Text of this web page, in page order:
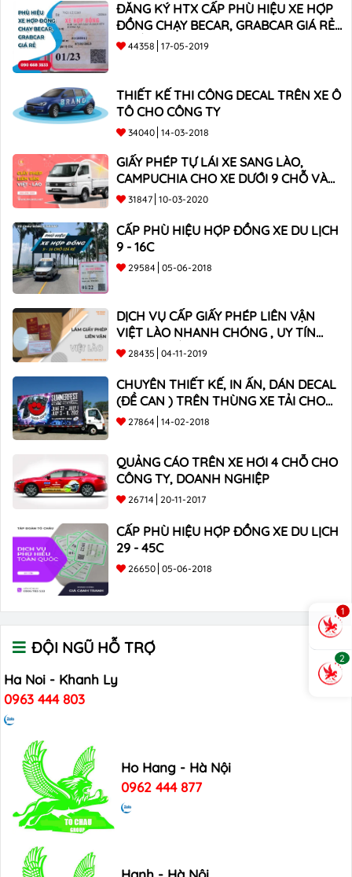
ĐĂNG KÝ HTX CẤP PHÙ HIỆU XE HỢP
ĐỒNG CHẠY BECAR, GRABCAR GIÁ RẺ
NHẤT
44358 17-05-2019
THIẾT KẾ THI CÔNG DECAL TRÊN XE Ô
TÔ CHO CÔNG TY
34040 14-03-2018
GIẤY PHÉP TỰ LÁI XE SANG LÀO,
CAMPUCHIA CHO XE DƯỚI 9 CHỖ VÀ
XE BÁN TẢI
31847 10-03-2020
CẤP PHÙ HIỆU HỢP ĐỒNG XE DU LỊCH
9 - 16C
29584 05-06-2018
DỊCH VỤ CẤP GIẤY PHÉP LIÊN VẬN
VIỆT LÀO NHANH CHÓNG , UY TÍN
TOÀN QUỐC
28435 04-11-2019
CHUYÊN THIẾT KẾ, IN ẤN, DÁN DECAL
(ĐỀ CAN ) TRÊN THÙNG XE TẢI CHO
CÔNG TY
27864 14-02-2018
QUẢNG CÁO TRÊN XE HƠI 4 CHỖ CHO
CÔNG TY, DOANH NGHIỆP
26714 20-11-2017
CẤP PHÙ HIỆU HỢP ĐỒNG XE DU LỊCH
29 - 45C
26650 05-06-2018
ĐỘI NGŨ HỖ TRỢ
Ha Noi - Khanh Ly
0963 444 803
Ho Hang - Hà Nội
0962 444 877
1
2